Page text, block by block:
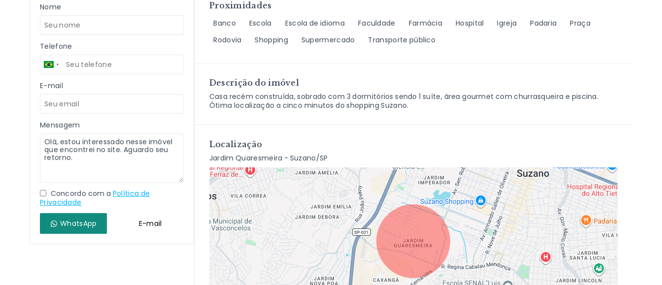
Proximidades
Banco
Escola Escola de idioma Faculdade Farmácia Hospital Igreja Padaria
Praça
Rodovia
Shopping Supermercado Transporte público
Descrição do imóvel
Casa recém construída, sobrado com 3 dormitórios sendo 1 suíte, área gourmet com churrasqueira e piscina.
Ótima localização a cinco minutos do shopping Suzano.
Localização
Jardim Quaresmeira - Suzano/SP
Nome
Telefone
E-mail
Mensagem
Concordo com a Política de
Privacidade
WhatsApp E-mail